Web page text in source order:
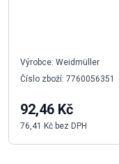
Výrobce: Weidmüller
Číslo zboží: 7760056351
92,46 Kč
76,41 Kč bez DPH